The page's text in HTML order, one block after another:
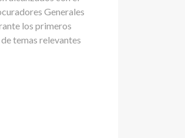
Generales
los primeros
temas relevantes